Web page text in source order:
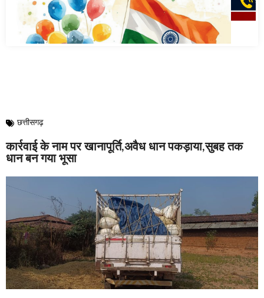
कार्रवाई के नाम पर खानापूर्ति,अवैध धान पकड़ाया,सुबह तक
ATD News December 12, 2024 6:13 pm